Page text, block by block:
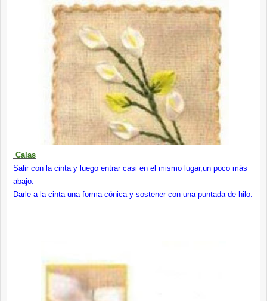
Calas
Salir con la cinta y luego entrar casi en el mismo lugar,un poco más
abajo.
Darle a la cinta una forma cónica y sostener con una puntada de hilo.